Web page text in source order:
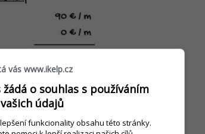
vás www.ikelp.cz
o souhlas s používáním
vašich údajů
funkcionality obsahu této stránky.